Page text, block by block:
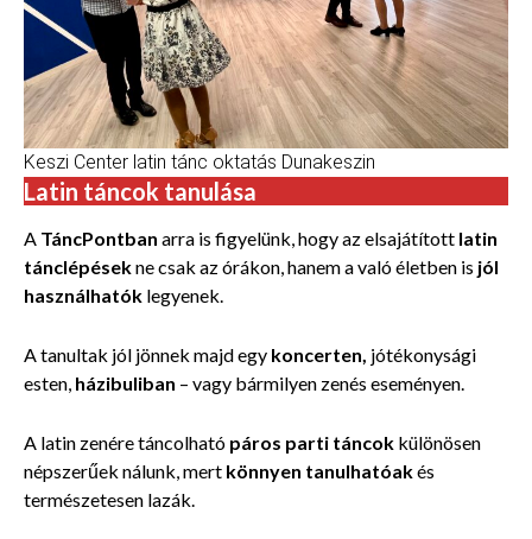
Keszi Center latin tánc oktatás Dunakeszin
Latin táncok tanulása
A TáncPontban arra is figyelünk, hogy az elsajátított latin
tánclépésekne csak az órákon, hanem a való életben is jól
használhatók legyenek.
A tanultak jól jönnek majd egy koncerten, jótékonysági
esten, házibuliban – vagy bármilyen zenés eseményen.
A latin zenére táncolható páros parti táncok különösen
népszerűek nálunk, mert könnyen tanulhatóakés
természetesen lazák.